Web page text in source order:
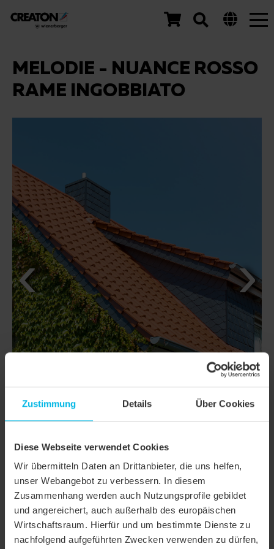
Zustimmung Details Über Cookies
Diese Webseite verwendet Cookies
Wir übermitteln Daten an Drittanbieter, die uns helfen,
unser Webangebot zu verbessern. In diesem
Zusammenhang werden auch Nutzungsprofile gebildet
und angereichert, auch außerhalb des europäischen
Wirtschaftsraum. Hierfür und um bestimmte Dienste zu
nachfolgend aufgeführten Zwecken verwenden zu dürfen,
MELODIE - NUANCE ROSSO
RAME INGOBBIATO
DETTAGLI
CLASSI MELODIE
Famiglia di prodotto Tegola marsigliese curva
Gruppo prodotto Tegole